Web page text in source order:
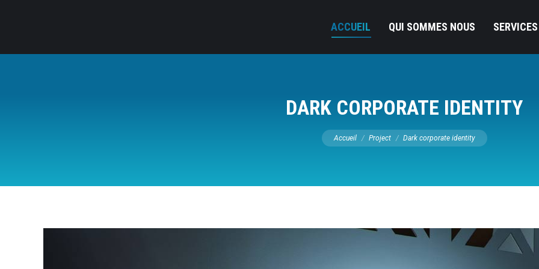
ACCUEIL QUI SOMMES NOUS SERVICES
DARK CORPORATE IDENTITY
Vous êtes ici :
Accueil Project Dark corporate identity